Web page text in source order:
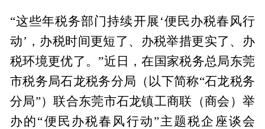
“这些年税务部门持续开展‘便民办税春风行
动’，办税时间更短了、办税举措更实了、办
税环境更优了。”近日，在国家税务总局东莞
市税务局石龙税务分局（以下简称“石龙税务
分局”）联合东莞市石龙镇工商联（商会）举
办的“便民办税春风行动”主题税企座谈会